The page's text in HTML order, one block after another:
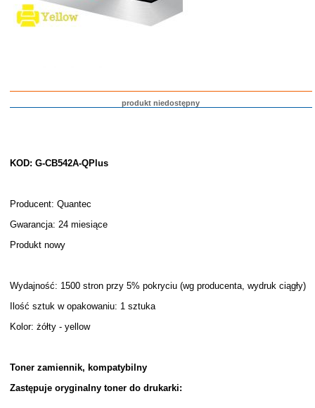
produkt niedostępny
KOD: G-CB542A-QPlus
Producent: Quantec
Gwarancja: 24 miesiące
Produkt nowy
Wydajność: 1500 stron przy 5% pokryciu (wg producenta, wydruk ciągły)
Ilość sztuk w opakowaniu: 1 sztuka
Kolor: żółty - yellow
Toner zamiennik, kompatybilny
Zastępuje oryginalny toner do drukarki: